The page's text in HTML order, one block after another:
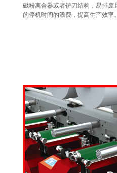
磁粉离合器或者铲刀结构，易排
的停机时间的浪费，提高生产效率。